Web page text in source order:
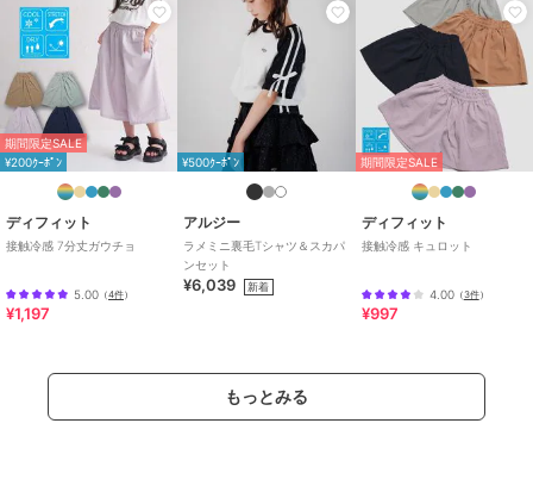
特徴
綿・コットン素材/ 綿100％/ジ
ーンズ・デニム素材
洗える
ワイド・バギー/ ミッドライズ/
ハーフ ひざ丈
その他パンツ
綿・コットン素材
ワイド・バギー
ミッドライズ /
ハーフ ひざ丈
原産国 中国
期間限定SALE
¥200ｸｰﾎﾟﾝ
ディフィット
接触冷感 7分丈ガウチョ
5.00 （4件）
¥1,197
¥500ｸｰﾎﾟﾝ
アルジー
ラメミニ裏毛Tシャツ＆スカパ
ンセット
¥6,039 新着
期間限定SALE
ディフィット
接触冷感 キュロット
4.00（3件）
¥997
もっとみる